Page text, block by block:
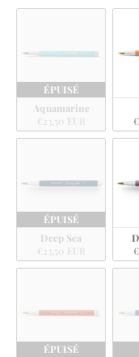
ÉPUISÉ
Aquamarine
€23,50 EUR
ÉPUISÉ
Deep Sea
€23,50 EUR
ÉPUISÉ